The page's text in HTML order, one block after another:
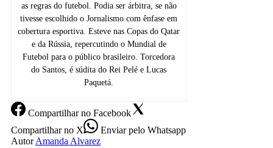
as regras do futebol. Podia ser árbitra, se não
tivesse escolhido o Jornalismo com ênfase em
cobertura esportiva. Esteve nas Copas do Qatar
e da Rússia, repercutindo o Mundial de
Futebol para o público brasileiro. Torcedora
do Santos, é súdita do Rei Pelé e Lucas
Paquetá.
Compartilharno Facebook
Compartilharno X Enviarpelo Whatsapp
Autor Amanda Alvarez